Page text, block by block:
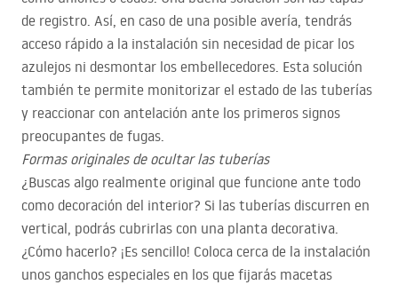
de registro. Así, en caso de una posible avería, tendrás
acceso rápido a la instalación sin necesidad de picar los
azulejos ni desmontar los embellecedores. Esta solución
también te permite monitorizar el estado de las tuberías
y reaccionar con antelación ante los primeros signos
preocupantes de fugas.
Formas originales de ocultar las tuberías
¿Buscas algo realmente original que funcione ante todo
como decoración del interior? Si las tuberías discurren en
vertical, podrás cubrirlas con una planta decorativa.
¿Cómo hacerlo? ¡Es sencillo! Coloca cerca de la instalación
unos ganchos especiales en los que fijarás macetas